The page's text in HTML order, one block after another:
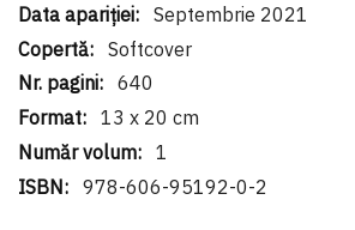
Septembrie 2021
Softcover
640
13 x 20 cm
1
978-606-95192-0-2